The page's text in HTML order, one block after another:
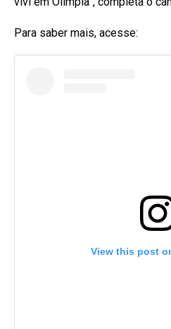
Para saber mais, acesse:
View this post